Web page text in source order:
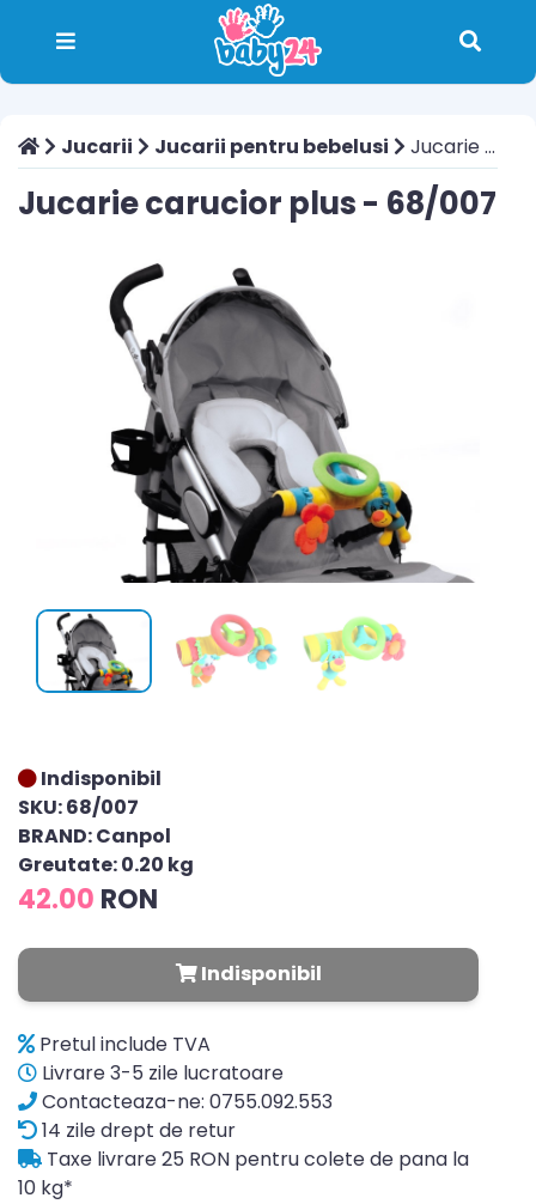
Jucarii Jucarii pentru bebelusi Jucarie carucior plus - 68/007
Jucarie carucior plus - 68/007
Indisponibil
SKU: 68/007
BRAND: Canpol
Greutate: 0.20 kg
42.00 RON
Indisponibil
Pretul include TVA
Livrare 3-5 zile lucratoare
Contacteaza-ne: 0755.092.553
14 zile drept de retur
Taxe livrare 25 RON pentru colete de pana la
10 kg*